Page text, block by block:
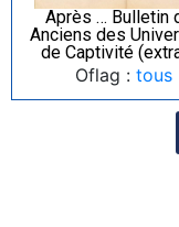
Après … Bulletin
Anciens des
de Captivité
Oflag : tous